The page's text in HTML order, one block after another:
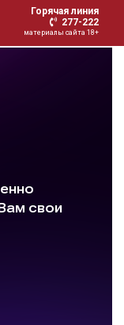
Горячая линия
277-222
материалы сайта 18+